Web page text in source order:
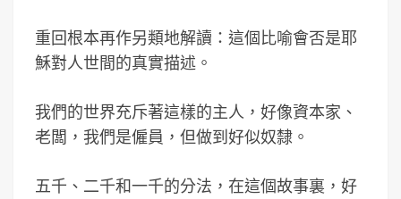
重回根本再作另類地解讀：這個比喻會否是耶
穌對人世間的真實描述。
我們的世界充斥著這樣的主人，好像資本家、
老闆，我們是僱員，但做到好似奴隸。
五千、二千和一千的分法，在這個故事裏，好